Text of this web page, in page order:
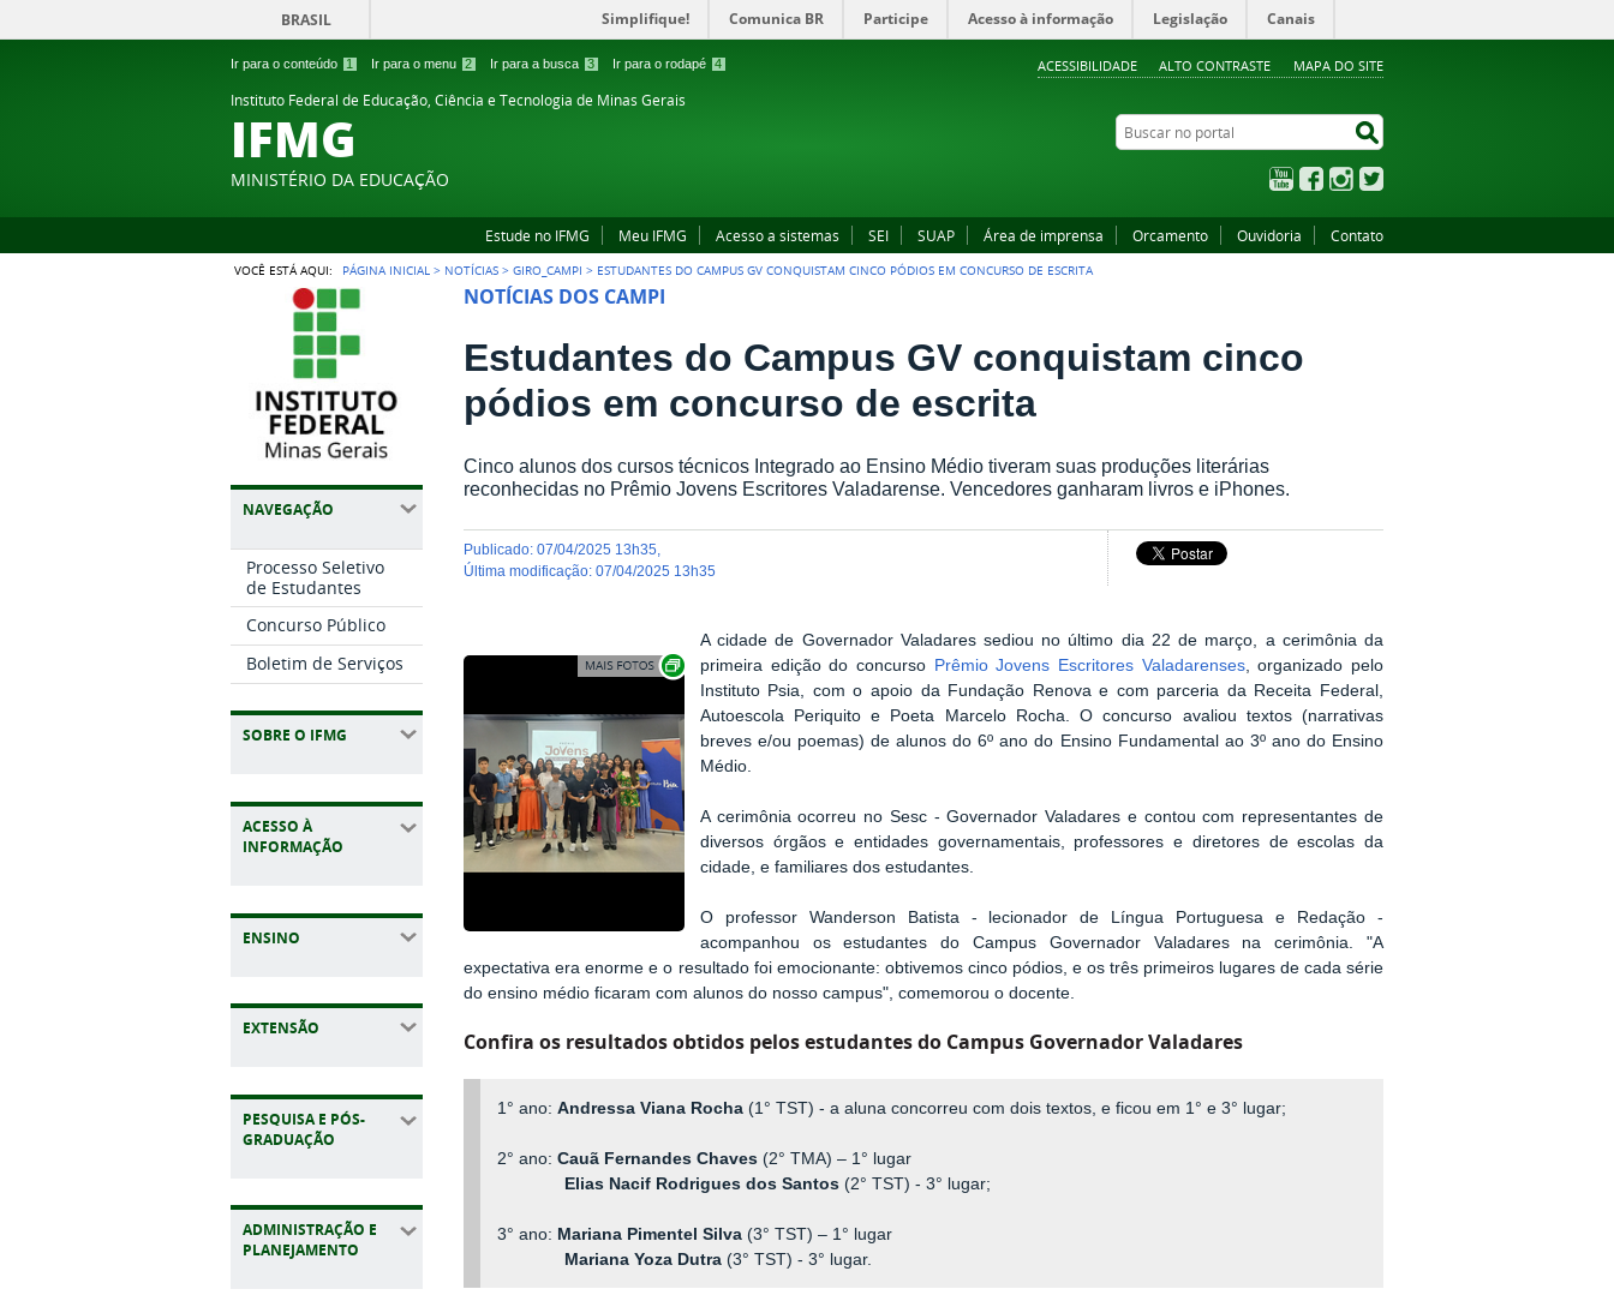
Ir para o conteúdo 1 Ir para o menu 2 Ir para a busca 3 Ir para o rodapé 4 ACESSIBILIDADE ALTO CONTRASTE MAPA DO SITE
BRASIL Simplifique! Comunica BR Participe Acesso à informação Legislação Canais
Instituto Federal de Educação, Ciência e Tecnologia de Minas Gerais
IFMG
MINISTÉRIO DA EDUCAÇÃO
Buscar no portal
YouTubeFacebookInstagram
Estude no IFMG Meu IFMG Acesso a sistemas SEI SUAP Área de imprensa Orcamento Ouvidoria Contato
VOCÊ ESTÁ AQUI: PÁGINA INICIAL > NOTÍCIAS >GIRO_CAMPI > ESTUDANTES DO CAMPUS GV CONQUISTAM CINCO PÓDIOS EM CONCURSO DE ESCRITA
NAVEGAÇÃO
Processo Seletivo
de Estudantes
Concurso Público
Boletim de Serviços
SOBRE O IFMG
ACESSO À
INFORMAÇÃO
ENSINO
EXTENSÃO
PESQUISA E PÓS-
GRADUAÇÃO
ADMINISTRAÇÃO E
PLANEJAMENTO
NOTÍCIAS DOS CAMPI
Estudantes do Campus GV conquistam cinco
pódios em concurso de escrita
Cinco alunos dos cursos técnicos Integrado ao Ensino Médio tiveram suas produções literárias
reconhecidas no Prêmio Jovens Escritores Valadarense. Vencedores ganharam livros e iPhones.
publicado:07/04/2025 13h35
última modificação:07/04/2025 13h35
Exibir carrossel de imagens
A cidade de Governador Valadares sediou no último dia 22 de março, a cerimônia da
primeira edição do concurso Prêmio Jovens Escritores Valadarenses, organizado pelo
Instituto Psia, com o apoio da Fundação Renova e com parceria da Receita Federal,
Autoescola Periquito e Poeta Marcelo Rocha. O concurso avaliou textos (narrativas
breves e/ou poemas) de alunos do 6º ano do Ensino Fundamental ao 3º ano do Ensino
Médio.
A cerimônia ocorreu no Sesc - Governador Valadares e contou com representantes de
diversos órgãos e entidades governamentais, professores e diretores de escolas da
cidade, e familiares dos estudantes.
O professor Wanderson Batista - lecionador de Língua Portuguesa e Redação -
acompanhou os estudantes do Campus Governador Valadares na cerimônia. "A
expectativa era enorme e o resultado foi emocionante: obtivemos cinco pódios, e os três primeiros lugares de cada série
do ensino médio ficaram com alunos do nosso campus", comemorou o docente.
Confira os resultados obtidos pelos estudantes do Campus Governador Valadares
1° ano: Andressa Viana Rocha(1° TST) - a aluna concorreu com dois textos, e ficou em 1° e 3° lugar;
2° ano: Cauã Fernandes Chaves(2° TMA) – 1° lugar
Elias Nacif Rodrigues dos Santos(2° TST) - 3° lugar;
3° ano: Mariana Pimentel Silva(3° TST) – 1° lugar
Mariana Yoza Dutra(3° TST) - 3° lugar.